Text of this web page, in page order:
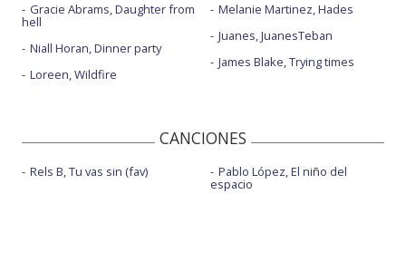
Gracie Abrams, Daughter from
hell
Niall Horan, Dinner party
Loreen, Wildfire
Melanie Martinez, Hades
Juanes, JuanesTeban
James Blake, Trying times
CANCIONES
Rels B, Tu vas sin (fav) Pablo López, El niño del
espacio